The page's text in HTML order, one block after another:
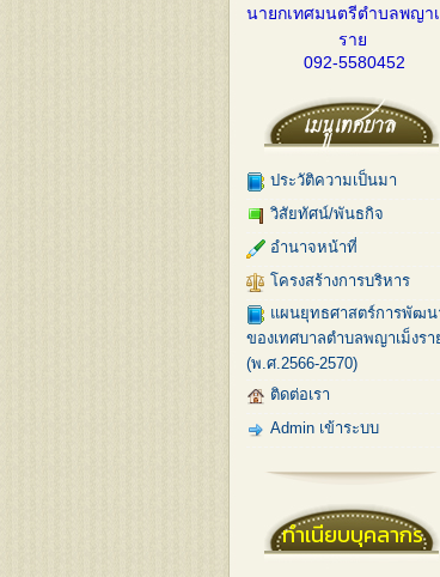
นายกเทศมนตรีตำบลพญา
ราย
092-5580452
ประวัติความเป็นมา
วิสัยทัศน์/พันธกิจ
อำนาจหน้าที่
โครงสร้างการบริหาร
แผนยุทธศาสตร์การพัฒน
ของเทศบาลตำบลพญาเม็งรา
(พ.ศ.2566-2570)
ติดต่อเรา
Admin เข้าระบบ
ทำเนียบบุคลากร